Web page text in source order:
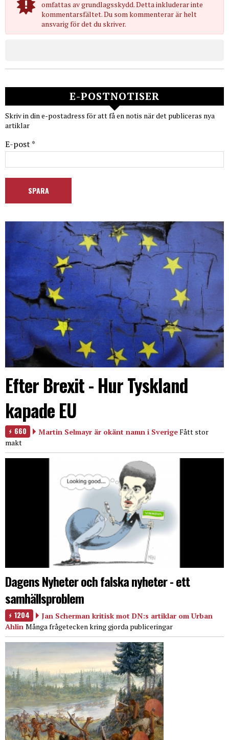
omfattas av grundlagsskydd. Detta inkluderar inte
kommentarsfältet. Du som kommenterar är helt
ansvarig för det du skriver.
E-POSTNOTISER
Skriv in din e-postadress för att få en notis när det publiceras nya
artiklar
E-post *
Efter Brexit - Hur Tyskland
kapade EU
660 Martin Selmayr är okänt namn i SverigeFått stor
makt
Dagens Nyheter och falska nyheter - ett
samhällsproblem
1204
Jan Scherman kritisk mot DN:s artiklar om Urban
Ahlin Många frågetecken kring gjorda publiceringar